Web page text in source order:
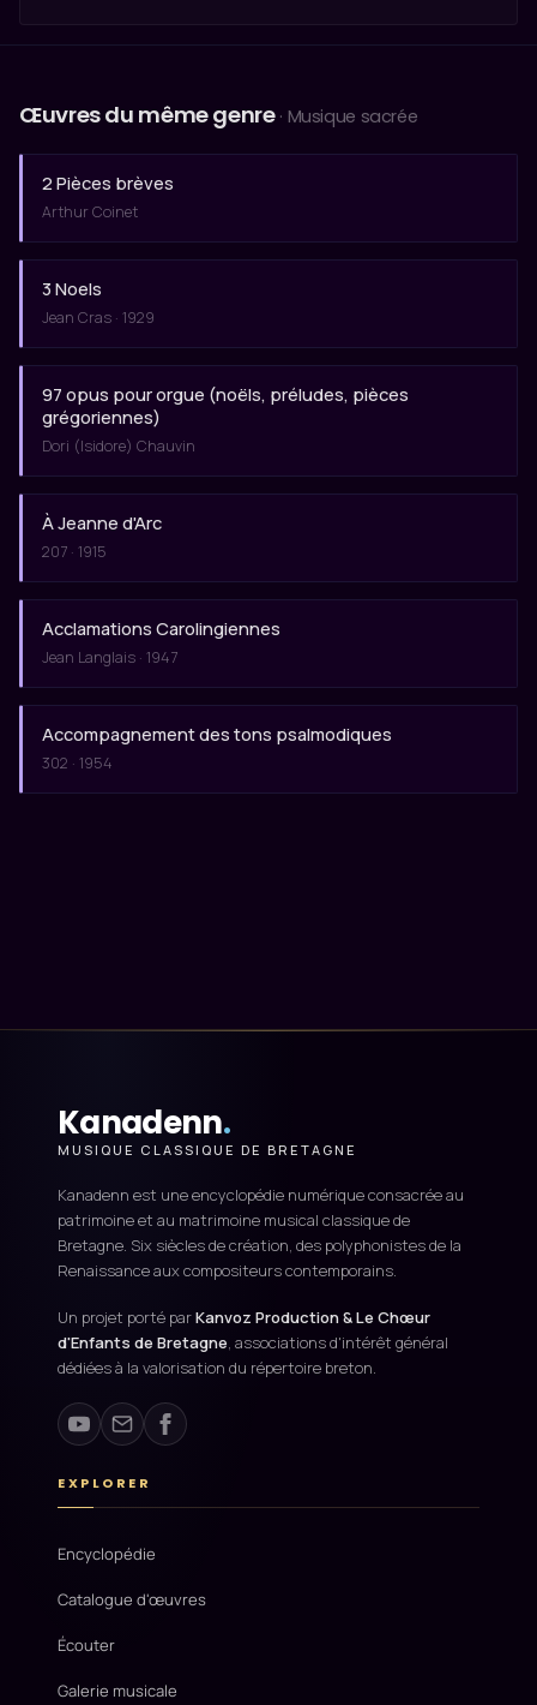
Œuvres du même genre · Musique sacrée
2 Pièces brèves
Arthur Coinet
3 Noels
Jean Cras · 1929
97 opus pour orgue (noëls, préludes, pièces
grégoriennes)
Dori (Isidore) Chauvin
À Jeanne d'Arc
207 · 1915
Acclamations Carolingiennes
Jean Langlais · 1947
Accompagnement des tons psalmodiques
302 · 1954
Kanadenn.
MUSIQUE CLASSIQUE DE BRETAGNE
Kanadenn est une encyclopédie numérique consacrée au
patrimoine et au matrimoine musical classique de
Bretagne. Six siècles de création, des polyphonistes de la
Renaissance aux compositeurs contemporains.
Un projet porté parKanvoz Production & Le Chœur
d'Enfants de Bretagne, associations d'intérêt général
dédiées à la valorisation du répertoire breton.
EXPLORER
Encyclopédie
Catalogue d'œuvres
Écouter
Galerie musicale